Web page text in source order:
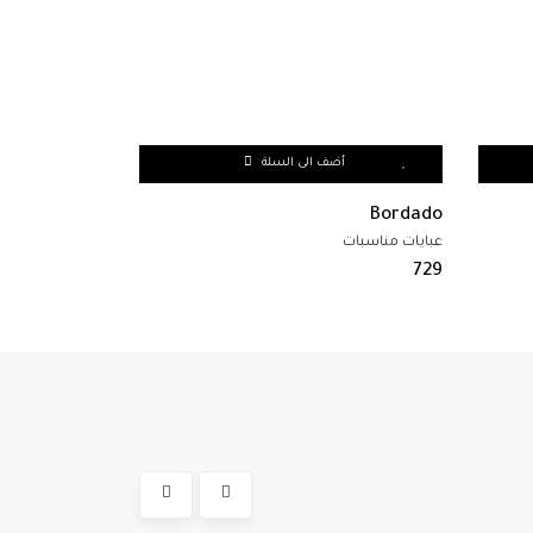
أضف الى السلة
Bordado
عبايات مناسبات
729